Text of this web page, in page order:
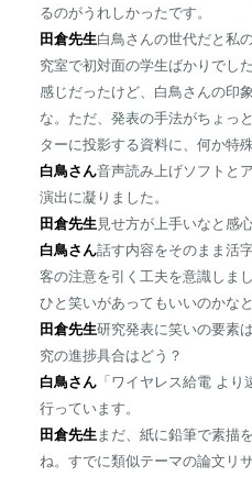
るのがうれしかったです。
田倉先生白鳥さんの世代だと私
究室で初対面の学生ばかりでし
感じだったけど、白鳥さんの印
な。ただ、発表の手法がちょっ
ターに投影する資料に、何か特
白鳥さん音声読み上げソフトと
演出に凝りました。
田倉先生見せ方が上手いなと感
白鳥さん話す内容をそのまま活
客の注意を引く工夫を意識しま
ひと笑いがあってもいいのかな
田倉先生研究発表に笑いの要素
究の進捗具合はどう？
白鳥さん「ワイヤレス給電 より
行っています。
田倉先生まだ、紙に鉛筆で素描
ね。すでに類似テーマの論文リ